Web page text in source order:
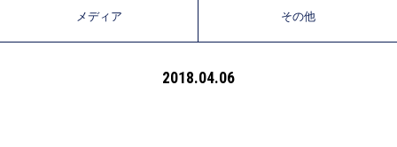
メディア その他
2018.04.06